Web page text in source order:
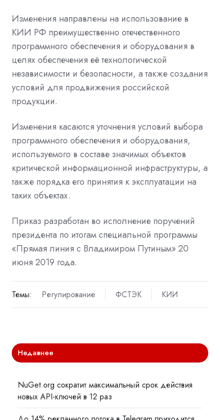
Изменения направлены на использование в
КИИ РФ преимущественно отечественного
программного обеспечения и оборудования в
целях обеспечения её технологической
независимости и безопасности, а также создания
условий для продвижения российской
продукции.
Изменения касаются уточнения условий выбора
программного обеспечения и оборудования,
используемого в составе значимых объектов
критической информационной инфраструктуры, а
также порядка его принятия ‎к эксплуатации на
таких объектах.
Приказ разработан во исполнение поручений
президента по итогам специальной программы
«Прямая линия с Владимиром Путиным» 20
июня 2019 года.
Темы: Регулирование ФСТЭК КИИ
Недавнее
NuGet.org сократит максимальный срок действия
новых API-ключей в 12 раз